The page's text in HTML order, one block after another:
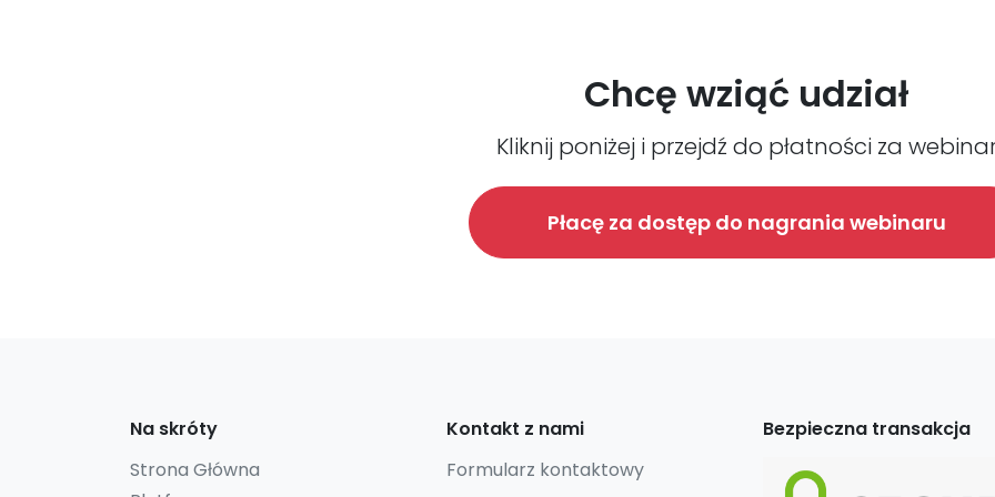
Chcę wziąć udział
Kliknij poniżej i przejdź do płatności za
Płacę za dostęp do nagrania webinaru
Na skróty
Strona Główna
Kontakt z nami
Formularz kontaktowy
Bezpieczna transakcja